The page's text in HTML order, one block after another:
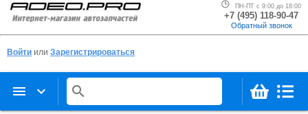
ПН-ПТ с 9:00 до 18:00
+7 (495) 118-90-47
Обратный звонок
Войти или Зарегистрироваться
menu keyboard_arrow_down search